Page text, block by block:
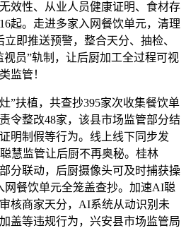
效性、从业人员健康证明、食材存
起。走进多家入网餐饮单元，清理
即推送预警，整合天分、抽检、
员”轨制，让后厨加工全过程可视
监管！
扶植，共查抄395家次收集餐饮单
令整改48家，该县市场监管部分结
明制假等行为。线上线下同步发
慧监管让后厨不再奥秘。桂林
分联动，后厨摄像头可及时捕获操
网餐饮单元全笼盖查抄。加速AI聪
核商家天分，AI系统从动识别未
盖等违规行为，兴安县市场监管局